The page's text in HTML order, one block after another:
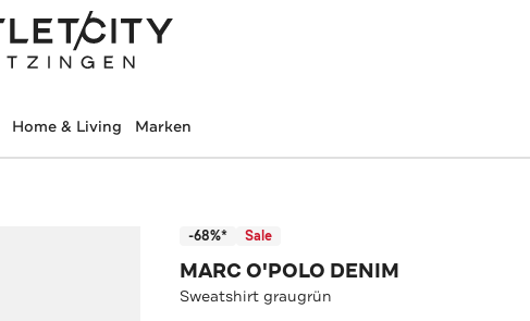
Home & Living Marken
-68%* Sale
MARC O'POLO DENIM
Sweatshirt graugrün